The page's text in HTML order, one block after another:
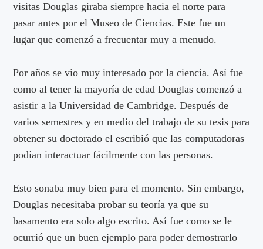
visitas Douglas giraba siempre hacia el norte para
pasar antes por el Museo de Ciencias. Este fue un
lugar que comenzó a frecuentar muy a menudo.
Por años se vio muy interesado por la ciencia. Así fue
como al tener la mayoría de edad Douglas comenzó a
asistir a la Universidad de Cambridge. Después de
varios semestres y en medio del trabajo de su tesis para
obtener su doctorado el escribió que las computadoras
podían interactuar fácilmente con las personas.
Esto sonaba muy bien para el momento. Sin embargo,
Douglas necesitaba probar su teoría ya que su
basamento era solo algo escrito. Así fue como se le
ocurrió que un buen ejemplo para poder demostrarlo